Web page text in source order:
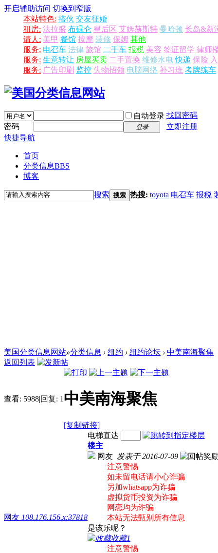
开启辅助访问 切换到窄版
本站特色: 搭伙 交友征婚
租房: 法拉盛 布碌仑 皇后区 艾姆赫斯特 曼哈顿 长岛&新
请人: 美甲 餐馆 按摩 装修 保姆 其他
服务: 电召车 法律 旅馆 二手车 报税 美容 签证留学 律师
服务: 生意转让 房屋买卖 二手置换 维修水电 快递 保险
服务: 广告印刷 监控 失物招领 电脑网络 补习班 考牌练车
自动登录 找回密码
密码
登录
立即注册
快捷导航
首页
分类信息BBS
博客
搜索 搜索 热搜: toyota 电召车 报税
美国分类信息网站»分类信息 › 纽约 › 纽约论坛 › 中美南海聚焦
返回列表
查看: 5988|回复: 1 中美南海聚焦
[复制链接]
网友 108.176.156.x:37818
电梯直达
楼主
网友 发表于 2016-07-09
注意警惕
如未留电话请小心诈骗
另加whatsapp为诈骗
虚拟货币投资为诈骗
网恋均为诈骗
本站无法甄别所有信息
是该乐呢？
收藏1
注意警惕